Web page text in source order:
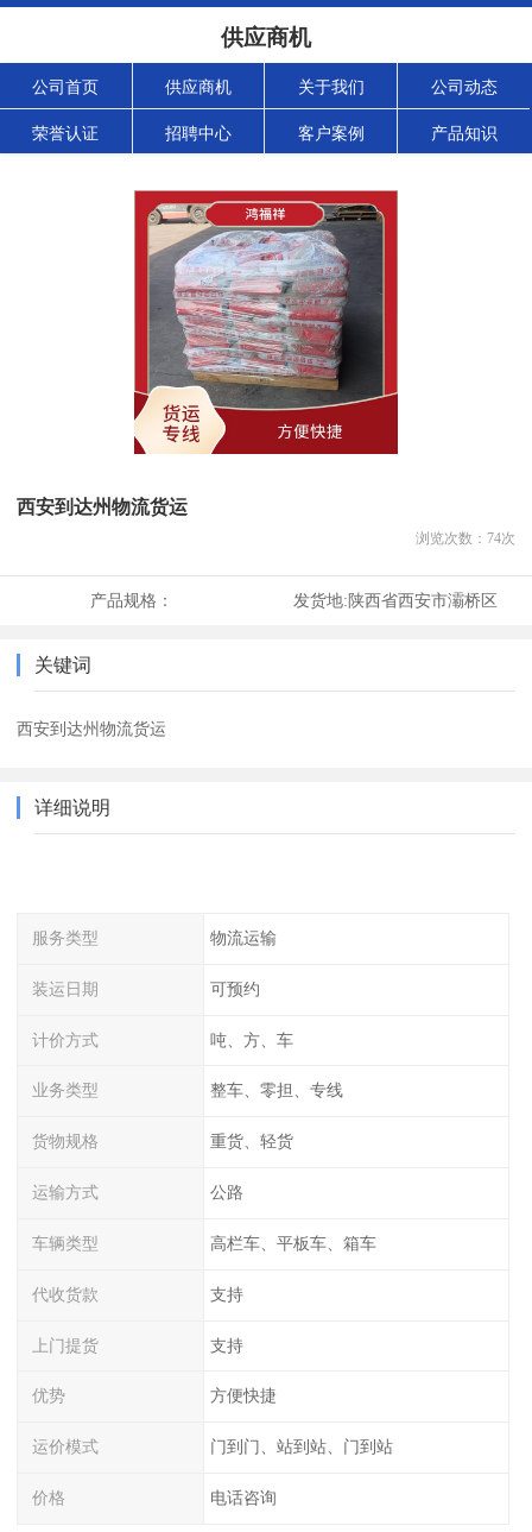
供应商机
公司首页 供应商机 关于我们 公司动态
荣誉认证 招聘中心 客户案例 产品知识
西安到达州物流货运
浏览次数： 74次
产品规格： 发货地:陕西省西安市灞桥区
关键词
西安到达州物流货运
详细说明
服务类型 物流运输
装运日期 可预约
计价方式 吨、方、车
业务类型 整车、零担、专线
货物规格 重货、轻货
运输方式 公路
车辆类型 高栏车、平板车、箱车
代收货款 支持
上门提货 支持
优势 方便快捷
运价模式 门到门、站到站、门到站
价格 电话咨询